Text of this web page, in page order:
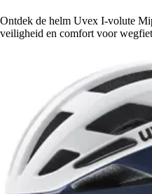
Ontdek de helm Uvex I-volute
veiligheid en comfort voor